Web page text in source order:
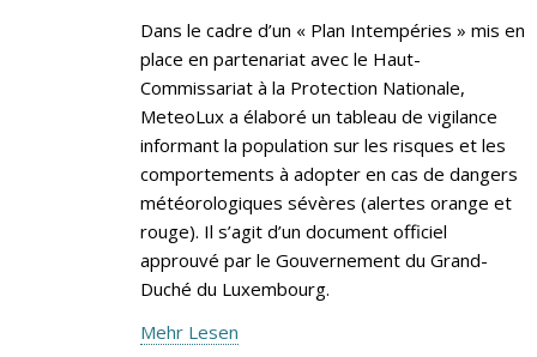
Dans le cadre d’un « Plan Intempéries » mis en
place en partenariat avec le Haut-
Commissariat à la Protection Nationale,
MeteoLux a élaboré un tableau de vigilance
informant la population sur les risques et les
comportements à adopter en cas de dangers
météorologiques sévères (alertes orange et
rouge). Il s’agit d’un document officiel
approuvé par le Gouvernement du Grand-
Duché du Luxembourg.
Mehr Lesen